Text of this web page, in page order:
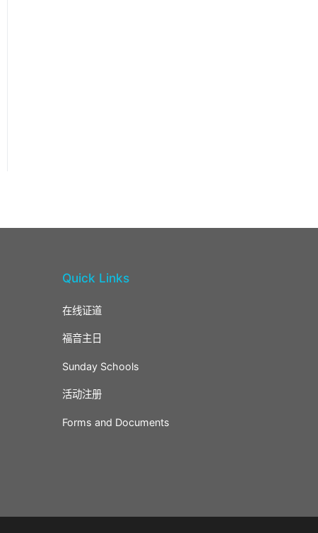
Quick Links
在线证道
福音主日
Sunday Schools
活动注册
Forms and Documents